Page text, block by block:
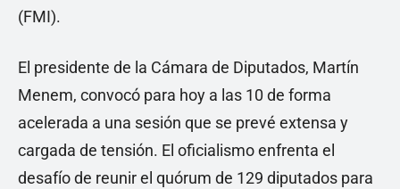
(FMI).
El presidente de la Cámara de Diputados, Martín
Menem, convocó para hoy a las 10 de forma
acelerada a una sesión que se prevé extensa y
cargada de tensión. El oficialismo enfrenta el
desafío de reunir el quórum de 129 diputados para